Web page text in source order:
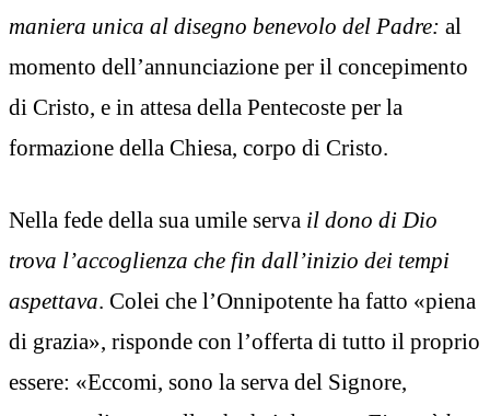
maniera unica al disegno benevolo del Padre: al
momento dell’annunciazione per il concepimento
di Cristo, e in attesa della Pentecoste per la
formazione della Chiesa, corpo di Cristo.
Nella fede della sua umile serva il dono di Dio
trova l’accoglienza che fin dall’inizio dei tempi
aspettava . Colei che l’Onnipotente ha fatto «piena
di grazia», risponde con l’offerta di tutto il proprio
essere: «Eccomi, sono la serva del Signore,